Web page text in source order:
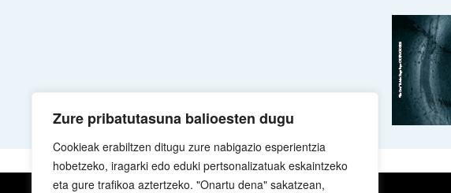
Zure pribatutasuna balioesten dugu
Cookieak erabiltzen ditugu zure nabigazio esperientzia
hobetzeko, iragarki edo eduki pertsonalizatuak eskaintzeko
eta gure trafikoa aztertzeko. "Onartu dena" sakatzean,